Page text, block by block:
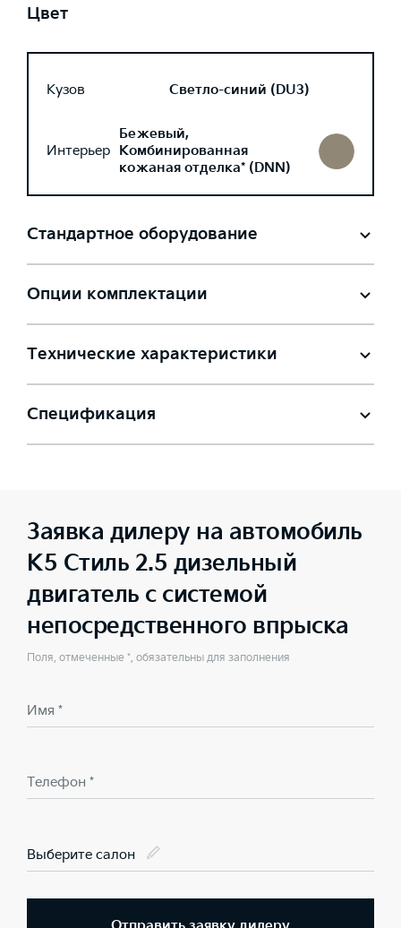
Цвет
Кузов Светло-синий (DU3)
Интерьер
Бежевый,
Комбинированная
кожаная отделка* (DNN)
Стандартное оборудование
Опции комплектации
Технические характеристики
Спецификация
Заявка дилеру на автомобиль
K5 Стиль 2.5 дизельный
двигатель с системой
непосредственного впрыска
Поля, отмеченные *, обязательны для заполнения
Имя *
Телефон *
Выберите салон